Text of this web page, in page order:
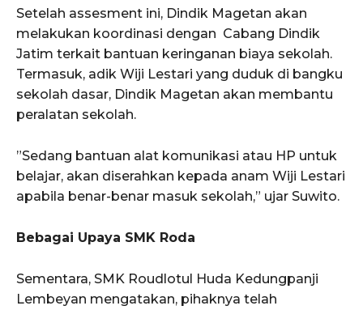
Setelah assesment ini, Dindik Magetan akan
melakukan koordinasi dengan Cabang Dindik
Jatim terkait bantuan keringanan biaya sekolah.
Termasuk, adik Wiji Lestari yang duduk di bangku
sekolah dasar, Dindik Magetan akan membantu
peralatan sekolah.
”Sedang bantuan alat komunikasi atau HP untuk
belajar, akan diserahkan kepada anam Wiji Lestari
apabila benar-benar masuk sekolah,” ujar Suwito.
Bebagai Upaya SMK Roda
Sementara, SMK Roudlotul Huda Kedungpanji
Lembeyan mengatakan, pihaknya telah